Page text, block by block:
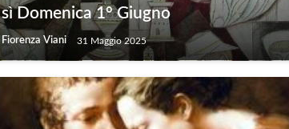
sì Domenica 1° Giugno
Fiorenza Viani 31 Maggio 2025